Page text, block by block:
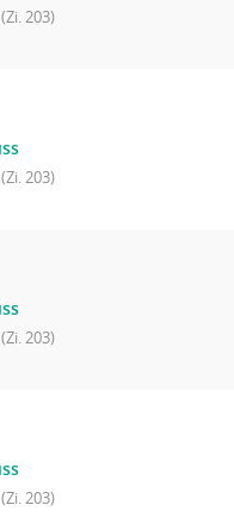
203)
203)
203)
203)